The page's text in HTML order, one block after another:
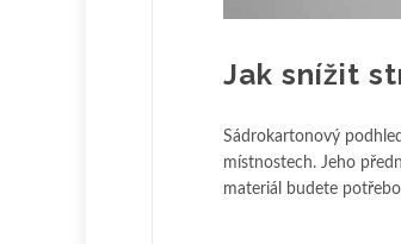
Jak snížit
Sádrokartonový
místnostech. Jeho
materiál budete